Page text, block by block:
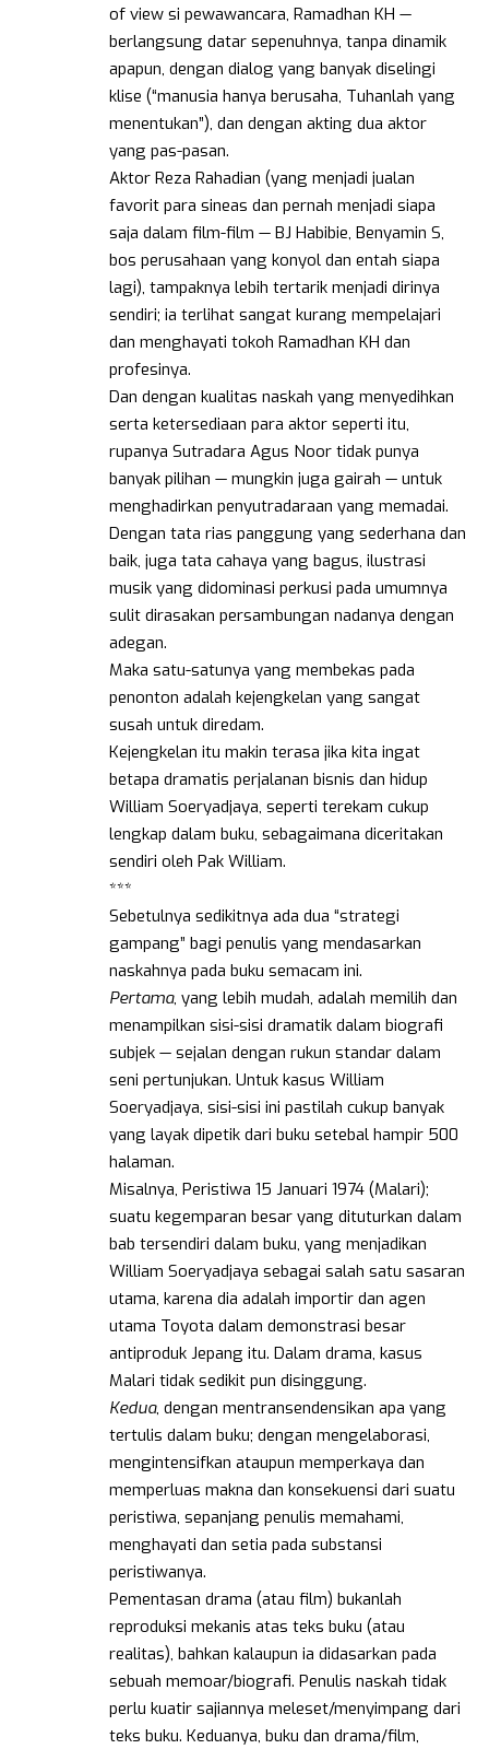
of view si pewawancara, Ramadhan KH —
berlangsung datar sepenuhnya, tanpa dinamik
apapun, dengan dialog yang banyak diselingi
klise (“manusia hanya berusaha, Tuhanlah yang
menentukan”), dan dengan akting dua aktor
yang pas-pasan.
Aktor Reza Rahadian (yang menjadi jualan
favorit para sineas dan pernah menjadi siapa
saja dalam film-film — BJ Habibie, Benyamin S,
bos perusahaan yang konyol dan entah siapa
lagi), tampaknya lebih tertarik menjadi dirinya
sendiri; ia terlihat sangat kurang mempelajari
dan menghayati tokoh Ramadhan KH dan
profesinya.
Dan dengan kualitas naskah yang menyedihkan
serta ketersediaan para aktor seperti itu,
rupanya Sutradara Agus Noor tidak punya
banyak pilihan — mungkin juga gairah — untuk
menghadirkan penyutradaraan yang memadai.
Dengan tata rias panggung yang sederhana dan
baik, juga tata cahaya yang bagus, ilustrasi
musik yang didominasi perkusi pada umumnya
sulit dirasakan persambungan nadanya dengan
adegan.
Maka satu-satunya yang membekas pada
penonton adalah kejengkelan yang sangat
susah untuk diredam.
Kejengkelan itu makin terasa jika kita ingat
betapa dramatis perjalanan bisnis dan hidup
William Soeryadjaya, seperti terekam cukup
lengkap dalam buku, sebagaimana diceritakan
sendiri oleh Pak William.
***
Sebetulnya sedikitnya ada dua “strategi
gampang” bagi penulis yang mendasarkan
naskahnya pada buku semacam ini.
Pertama, yang lebih mudah, adalah memilih dan
menampilkan sisi-sisi dramatik dalam biografi
subjek — sejalan dengan rukun standar dalam
seni pertunjukan. Untuk kasus William
Soeryadjaya, sisi-sisi ini pastilah cukup banyak
yang layak dipetik dari buku setebal hampir 500
halaman.
Misalnya, Peristiwa 15 Januari 1974 (Malari);
suatu kegemparan besar yang dituturkan dalam
bab tersendiri dalam buku, yang menjadikan
William Soeryadjaya sebagai salah satu sasaran
utama, karena dia adalah importir dan agen
utama Toyota dalam demonstrasi besar
antiproduk Jepang itu. Dalam drama, kasus
Malari tidak sedikit pun disinggung.
Kedua, dengan mentransendensikan apa yang
tertulis dalam buku; dengan mengelaborasi,
mengintensifkan ataupun memperkaya dan
memperluas makna dan konsekuensi dari suatu
peristiwa, sepanjang penulis memahami,
menghayati dan setia pada substansi
peristiwanya.
Pementasan drama (atau film) bukanlah
reproduksi mekanis atas teks buku (atau
realitas), bahkan kalaupun ia didasarkan pada
sebuah memoar/biografi. Penulis naskah tidak
perlu kuatir sajiannya meleset/menyimpang dari
teks buku. Keduanya, buku dan drama/film,